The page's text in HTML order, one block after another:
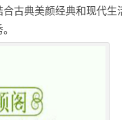
古典美颜经典和现代生